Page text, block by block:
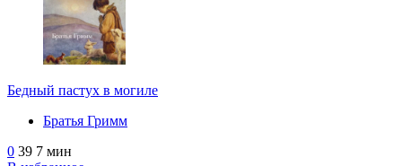
Бедный пастух в могиле
Братья Гримм
0 39 7 мин